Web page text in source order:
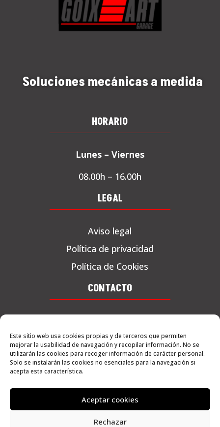
Este sitio web usa cookies propias y de terceros que permiten
mejorar la usabilidad de navegación y recopilar información. No se
utilizarán las cookies para recoger información de carácter personal.
Solo se instalarán las cookies no esenciales para la navegación si
acepta esta característica.
Aceptar cookies
Rechazar
Soluciones mecánicas a medida
HORARIO
Lunes – Viernes
08.00h – 16.00h
LEGAL
Aviso legal
Política de privacidad
Política de Cookies
CONTACTO
C/ La pleta, 1 – Albatarrec
25171